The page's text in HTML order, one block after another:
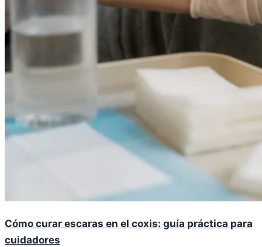
Cómo curar escaras en el coxis: guía práctica para
cuidadores